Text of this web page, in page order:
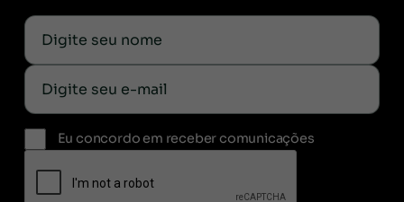
Eu concordo em receber comunicações